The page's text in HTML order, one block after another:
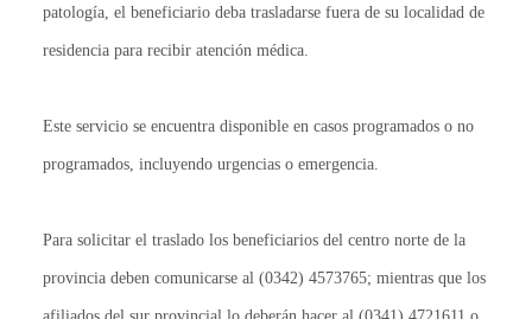
patología, el beneficiario deba trasladarse fuera de su localidad de
residencia para recibir atención médica.
Este servicio se encuentra disponible en casos programados o no
programados, incluyendo urgencias o emergencia.
Para solicitar el traslado los beneficiarios del centro norte de la
provincia deben comunicarse al (0342) 4573765; mientras que los